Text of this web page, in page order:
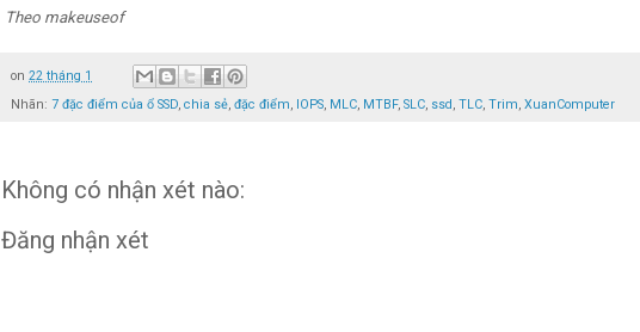
Theo makeuseof
on 22 tháng 1
Nhãn: 7 đặc điểm của ổ SSD, chia sẻ, đặc điểm, IOPS, MLC, MTBF, SLC, ssd, TLC, Trim, XuanComputer
Không có nhận xét nào:
Đăng nhận xét